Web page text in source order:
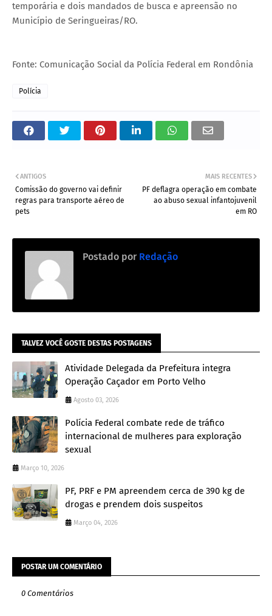
temporária e dois mandados de busca e apreensão no
Município de Seringueiras/RO.
Fonte: Comunicação Social da Polícia Federal em Rondônia
Polícia
MAIS RECENTES
PF deflagra operação em combate
ao abuso sexual infantojuvenil
em RO
ANTIGOS
Comissão do governo vai definir
regras para transporte aéreo de
pets
Postado por Redação
TALVEZ VOCÊ GOSTE DESTAS POSTAGENS
Atividade Delegada da Prefeitura integra
Operação Caçador em Porto Velho
Agosto 03, 2026
Polícia Federal combate rede de tráfico
internacional de mulheres para exploração
sexual
Março 10, 2026
PF, PRF e PM apreendem cerca de 390 kg de
drogas e prendem dois suspeitos
Março 04, 2026
POSTAR UM COMENTÁRIO
0 Comentários